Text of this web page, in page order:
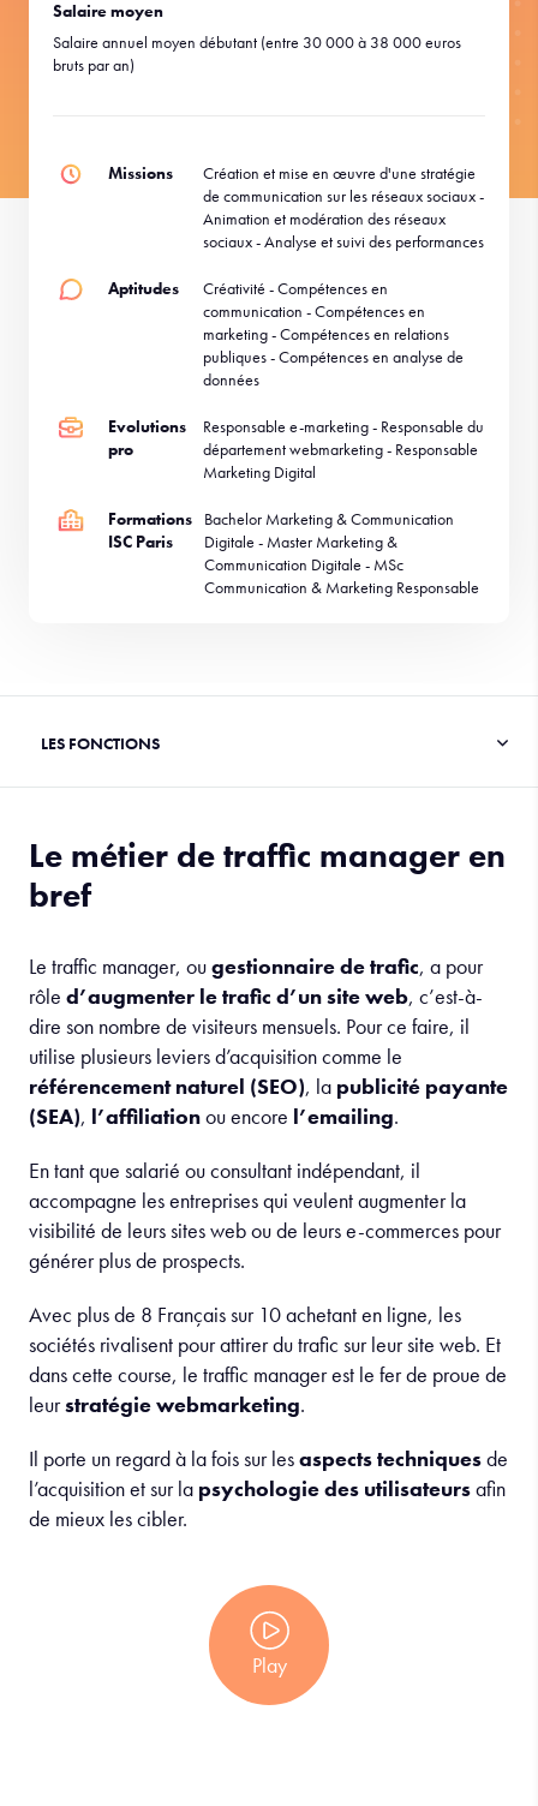
Salaire moyen
Salaire annuel moyen débutant (entre 30 000 à 38 000 euros
bruts par an)
Missions
Création et mise en œuvre d'une stratégie
de communication sur les réseaux sociaux -
Animation et modération des réseaux
sociaux - Analyse et suivi des performances
Aptitudes
Créativité - Compétences en
communication - Compétences en
marketing - Compétences en relations
publiques - Compétences en analyse de
données
Evolutions
pro
Responsable e-marketing - Responsable du
département webmarketing - Responsable
Marketing Digital
Formations
ISC Paris
Bachelor Marketing & Communication
Digitale - Master Marketing &
Communication Digitale - MSc
Communication & Marketing Responsable
Le métier de traffic manager en
bref
Le traffic manager, ougestionnaire de trafic, a pour
rôle d’augmenter le trafic d’un site web, c’est-à-
dire son nombre de visiteurs mensuels. Pour ce faire, il
utilise plusieurs leviers d’acquisition comme le
référencement naturel (SEO), la publicité payante
(SEA), l’affiliationou encore l’emailing.
En tant que salarié ou consultant indépendant, il
accompagne les entreprises qui veulent augmenter la
visibilité de leurs sites web ou de leurs e-commerces pour
générer plus de prospects.
Avec plus de 8 Français sur 10 achetant en ligne, les
sociétés rivalisent pour attirer du trafic sur leur site web. Et
dans cette course, le traffic manager est le fer de proue de
leurstratégie webmarketing.
Il porte un regard à la fois sur lesaspects techniquesde
l’acquisition et sur la psychologie des utilisateursafin
de mieux les cibler.
Play